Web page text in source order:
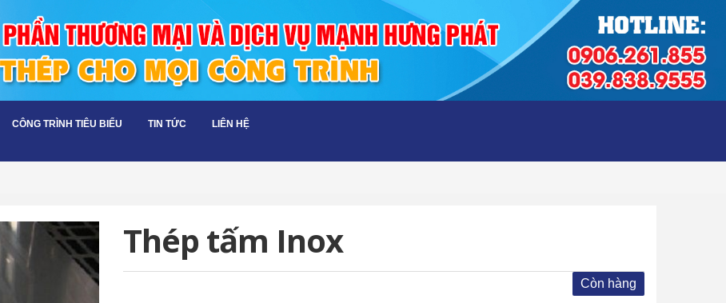
CÔNG TRÌNH TIÊU BIỂU TIN TỨC LIÊN HỆ
Thép tấm Inox
Còn hàng